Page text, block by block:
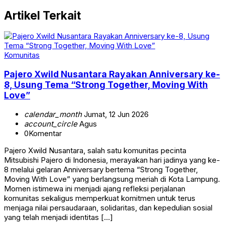
Artikel Terkait
Komunitas
Pajero Xwild Nusantara Rayakan Anniversary ke-
8, Usung Tema “Strong Together, Moving With
Love”
calendar_monthJumat, 12 Jun 2026
account_circleAgus
0Komentar
Pajero Xwild Nusantara, salah satu komunitas pecinta
Mitsubishi Pajero di Indonesia, merayakan hari jadinya yang ke-
8 melalui gelaran Anniversary bertema “Strong Together,
Moving With Love” yang berlangsung meriah di Kota Lampung.
Momen istimewa ini menjadi ajang refleksi perjalanan
komunitas sekaligus memperkuat komitmen untuk terus
menjaga nilai persaudaraan, solidaritas, dan kepedulian sosial
yang telah menjadi identitas […]